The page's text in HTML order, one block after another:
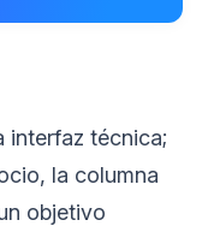
interfaz técnica;
la columna
objetivo